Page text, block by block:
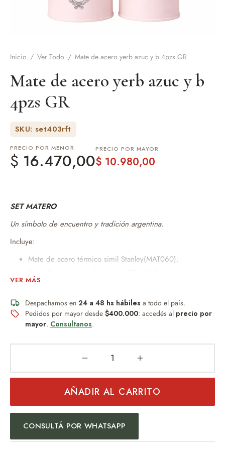
Inicio / Ver Todo / Mate de acero yerb azuc y b 4pzs GR
Mate de acero yerb azuc y b
4pzs GR
SKU: set403rft
PRECIO POR MENOR
$ 16.470,00
PRECIO POR MAYOR
$ 10.980,00
SET MATERO
Un símbolo de encuentro y tradición argentina.
Incluye:
Mate de acero térmico simil Stanley(MAT060).
8dm.
Azucarera mediana con pico vertedor de plástico de
10cm x 8dm
Laser(consultar disponibilidad).
Un obsequio distinguido que combina diseño, practicidad y
buen gusto.
Ideal para:
Regalo empresarial
VER MÁS
Despachamos en 24 a 48 hs hábiles a todo el país.
Pedidos por mayor desde $400.000: accedés al precio por
mayor. Consultanos.
AÑADIR AL CARRITO
CONSULTÁ POR WHATSAPP
Asado y vino
y accesorios